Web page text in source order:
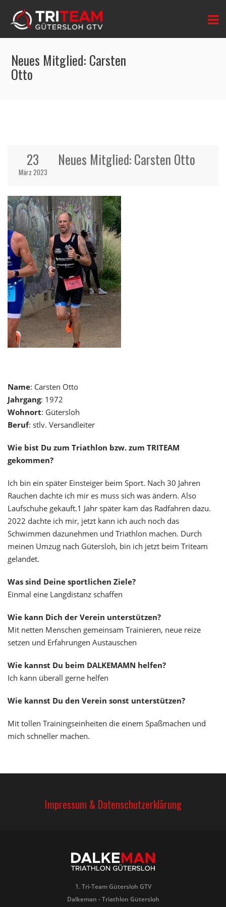
Neues Mitglied: Carsten
Otto
23
März 2023
Neues Mitglied: Carsten Otto
Name: Carsten Otto
Jahrgang: 1972
Wohnort: Gütersloh
Beruf: stlv. Versandleiter
Wie bist Du zum Triathlon bzw. zum TRITEAM
gekommen?
Ich bin ein später Einsteiger beim Sport. Nach 30 Jahren
Rauchen dachte ich mir es muss sich was ändern. Also
Laufschuhe gekauft.1 Jahr später kam das Radfahren dazu.
2022 dachte ich mir, jetzt kann ich auch noch das
Schwimmen dazunehmen und Triathlon machen. Durch
meinen Umzug nach Gütersloh, bin ich jetzt beim Triteam
gelandet.
Was sind Deine sportlichen Ziele?
Einmal eine Langdistanz schaffen
Wie kann Dich der Verein unterstützen?
Mit netten Menschen gemeinsam Trainieren, neue reize
setzen und Erfahrungen Austauschen
Wie kannst Du beim DALKEMAMN helfen?
Ich kann überall gerne helfen
Wie kannst Du den Verein sonst unterstützen?
Mit tollen Trainingseinheiten die einem Spaßmachen und
mich schneller machen.
Impressum & Datenschutzerklärung
1. Tri-Team Gütersloh GTV
Dalkeman - Triathlon Gütersloh